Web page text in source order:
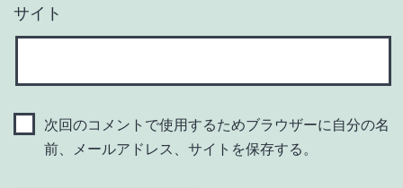
サイト
次回のコメントで使用するためブラウザーに自分の名
前、メールアドレス、サイトを保存する。